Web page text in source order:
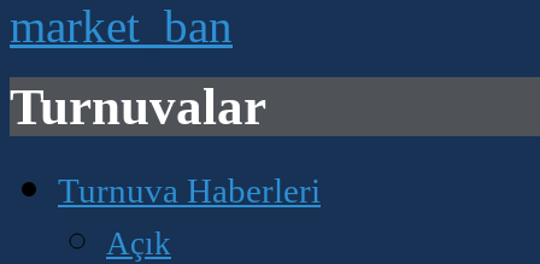
Turnuvalar
Turnuva Haberleri
Açık